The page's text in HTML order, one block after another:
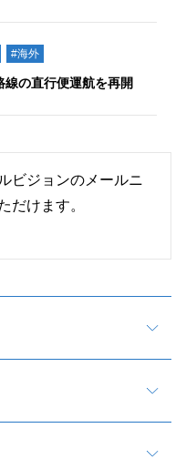
#海外
の直行便運航を再開
ビジョンのメールニ
だけます。